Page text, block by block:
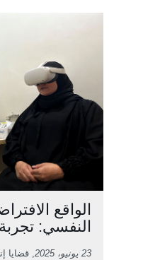
الواقع
النفسي:
23 يونيو، 2025 , قضايا